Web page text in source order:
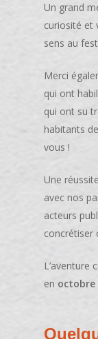
Un grand
curiosité et
sens au
Merci
qui ont
qui ont su
habitants
vous !
Une
avec nos
acteurs
concrétiser
L’aventure
en octobre